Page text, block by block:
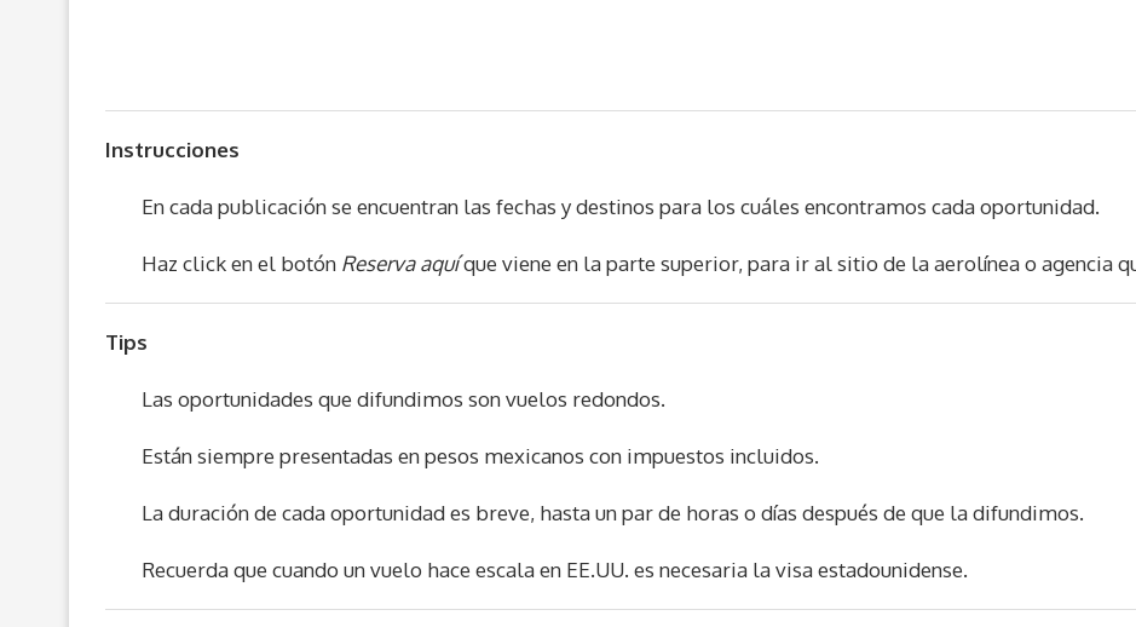
Instrucciones
En cada publicación se encuentran las fechas y destinos para los cuáles encontramos cada oportunidad.
Haz click en el botón Reserva aquíque viene en la parte superior, para ir al sitio de la aerolínea o agencia
Tips
Las oportunidades que difundimos son vuelos redondos.
Están siempre presentadas en pesos mexicanos con impuestos incluidos.
La duración de cada oportunidad es breve, hasta un par de horas o días después de que la difundimos.
Recuerda que cuando un vuelo hace escala en EE.UU. es necesaria la visa estadounidense.